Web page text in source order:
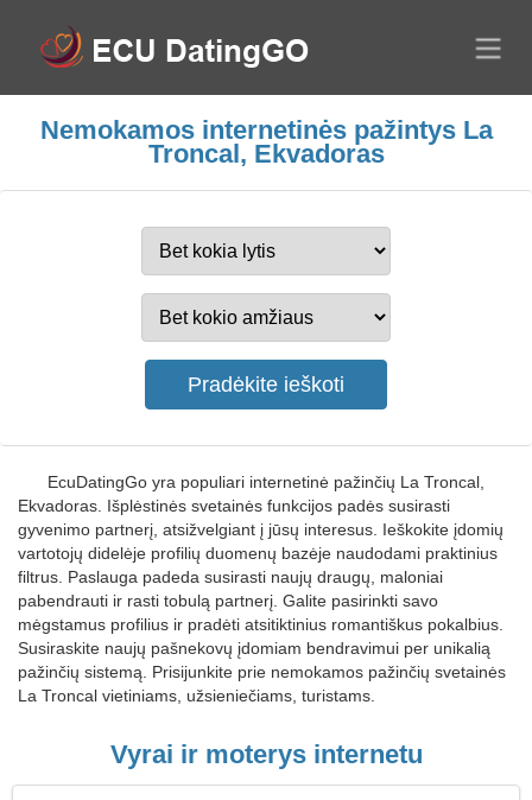
Nemokamos internetinės pažintys La
Troncal, Ekvadoras
EcuDatingGo yra populiari internetinė pažinčių La Troncal,
Ekvadoras. Išplėstinės svetainės funkcijos padės susirasti
gyvenimo partnerį, atsižvelgiant į jūsų interesus. Ieškokite įdomių
vartotojų didelėje profilių duomenų bazėje naudodami praktinius
filtrus. Paslauga padeda susirasti naujų draugų, maloniai
pabendrauti ir rasti tobulą partnerį. Galite pasirinkti savo
mėgstamus profilius ir pradėti atsitiktinius romantiškus pokalbius.
Susiraskite naujų pašnekovų įdomiam bendravimui per unikalią
pažinčių sistemą. Prisijunkite prie nemokamos pažinčių svetainės
La Troncal vietiniams, užsieniečiams, turistams.
Vyrai ir moterys internetu